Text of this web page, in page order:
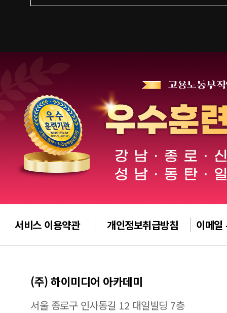
서비스 이용약관 개인정보취급방침 이메일
(주) 하이미디어 아카데미
서울 종로구 인사동길 12 대일빌딩 7층